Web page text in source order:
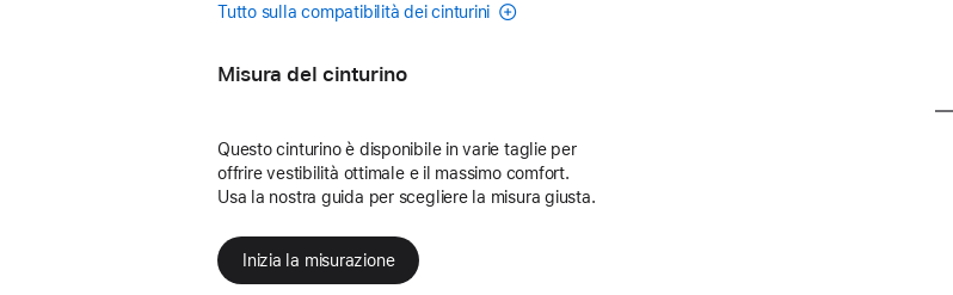
Tutto sulla compatibilità dei cinturini
Misura del cinturino
Questo cinturino è disponibile in varie taglie per
offrire vestibilità ottimale e il massimo comfort.
Usa la nostra guida per scegliere la misura giusta.
Inizia la misurazione